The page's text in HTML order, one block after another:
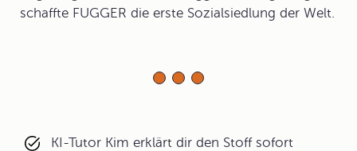
schaffte FUGGER die erste Sozialsiedlung der Welt.
KI-Tutor Kim erklärt dir den Stoff sofort